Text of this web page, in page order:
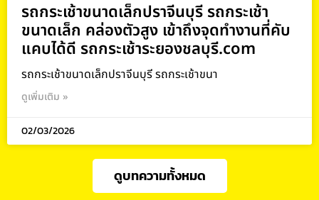
รถกระเช้าขนาดเล็กปราจีนบุรี รถกระเช้า
ขนาดเล็ก คล่องตัวสูง เข้าถึงจุดทำงานที่คับ
แคบได้ดี รถกระเช้าระยองชลบุรี.com
รถกระเช้าขนาดเล็กปราจีนบุรี รถกระเช้าขนา
ดูเพิ่มเติม »
02/03/2026
ดูบทความทั้งหมด